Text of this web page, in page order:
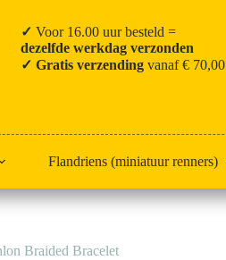
✓ Voor 16.00 uur besteld =
dezelfde werkdag verzonden
✓ Gratis verzendingvanaf € 70,00
Flandriens (miniatuur renners)
Braided Bracelet